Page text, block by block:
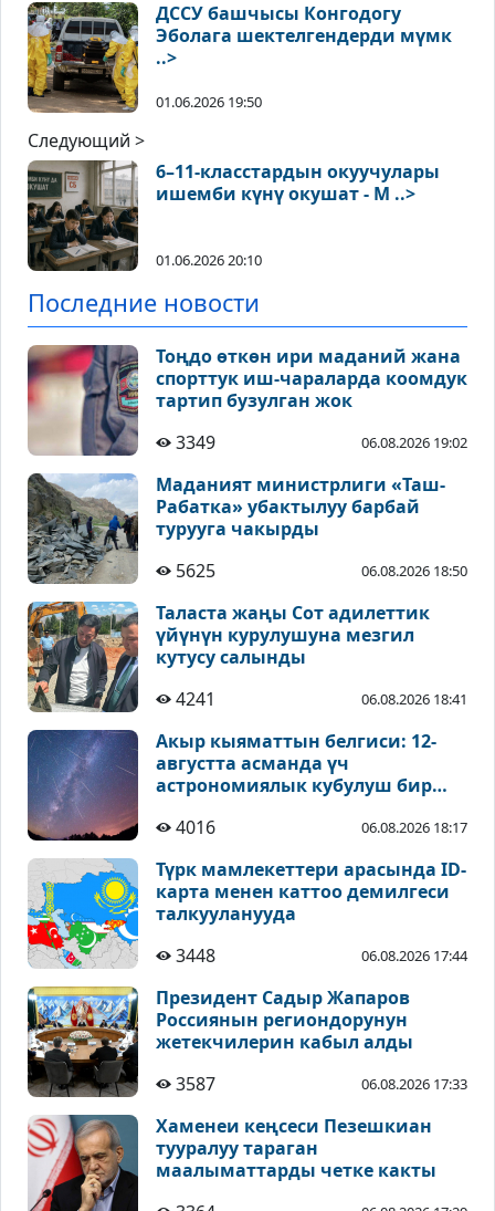
ДССУ башчысы Конгодогу
Эболага шектелгендерди мүмк
..>
01.06.2026 19:50
Следующий >
6–11-класстардын окуучулары
ишемби күнү окушат - М ..>
01.06.2026 20:10
Последние новости
Тоңдо өткөн ири маданий жана
спорттук иш-чараларда коомдук
тартип бузулган жок
3349
06.08.2026 19:02
Маданият министрлиги «Таш-
Рабатка» убактылуу барбай
турууга чакырды
5625
06.08.2026 18:50
Таласта жаңы Сот адилеттик
үйүнүн курулушуна мезгил
кутусу салынды
4241
06.08.2026 18:41
Акыр кыяматтын белгиси: 12-
августта асманда үч
астрономиялык кубулуш бир
4016
06.08.2026 18:17
Түрк мамлекеттери арасында ID-
карта менен каттоо демилгеси
талкууланууда
3448
06.08.2026 17:44
Президент Садыр Жапаров
Россиянын региондорунун
жетекчилерин кабыл алды
3587
06.08.2026 17:33
Хаменеи кеңсеси Пезешкиан
тууралуу тараган
маалыматтарды четке какты